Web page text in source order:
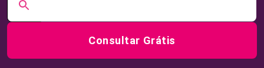
Consultar Grátis